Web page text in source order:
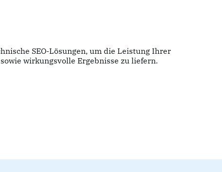
SEO-Lösungen, um die Leistung Ihrer
wirkungsvolle Ergebnisse zu liefern.